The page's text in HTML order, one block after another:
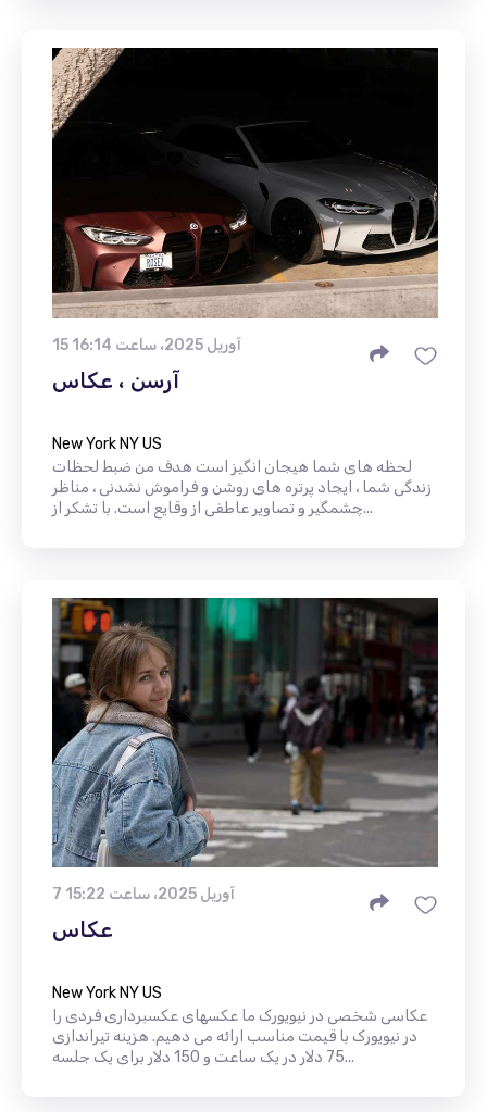
15 آوریل 2025، ساعت 16:14
آرسن ، عکاس
New York NY US
لحظه های شما هیجان انگیز است هدف من ضبط لحظات
زندگی شما ، ایجاد پرتره های روشن و فراموش نشدنی ، مناظر
چشمگیر و تصاویر عاطفی از وقایع است. با تشکر از...
7 آوریل 2025، ساعت 15:22
عکاس
New York NY US
عکاسی شخصی در نیویورک ما عکسهای عکسبرداری فردی را
در نیویورک با قیمت مناسب ارائه می دهیم. هزینه تیراندازی
75 دلار در یک ساعت و 150 دلار برای یک جلسه...